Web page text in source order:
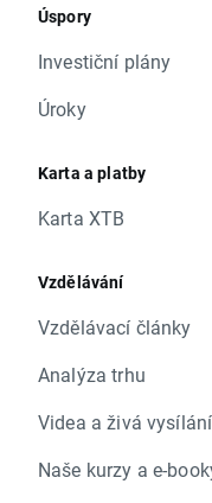
Úspory
Investiční plány
Úroky
Karta a platby
Karta XTB
Vzdělávání
Vzdělávací články
Analýza trhu
Videa a živá vysílání
Naše kurzy a e-